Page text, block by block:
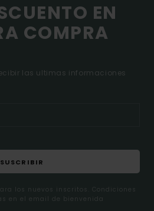
EN
COMPRA
las ultimas informaciones
SUSCRIBIR
los nuevos inscritos. Condiciones
en el email de bienvenida